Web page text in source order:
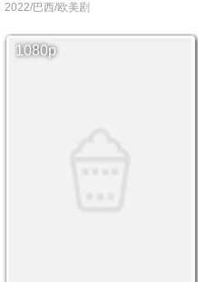
2022/巴西/欧美剧
1080p